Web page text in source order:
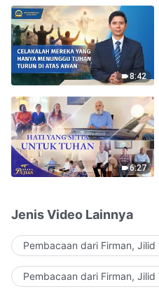
8:42
6:27
Jenis Video Lainnya
Pembacaan dari Firman,
Pembacaan dari Firman,